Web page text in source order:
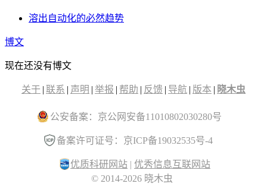
溶出自动化的必然趋势
博文
现在还没有博文
关于 | 联系 | 声明 | 举报 | 帮助 | 反馈 | 导航 | 版本 | 晓木虫
公安备案：京公网安备11010802030280号
备案许可证号：京ICP备19032535号-4
优质科研网站 | 优秀信息互联网站
© 2014-2026 晓木虫